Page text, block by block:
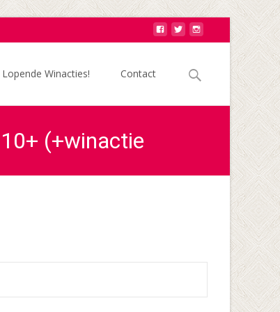
Lopende Winacties! Contact
Zoek
naar:
(+winactie